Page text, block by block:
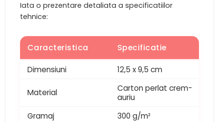
Iata o prezentare detaliata a specificatiilor
tehnice:
Caracteristica Specificatie
Dimensiuni 12,5 x 9,5 cm
Material
Carton perlat crem-
auriu
Gramaj
300 g/m²